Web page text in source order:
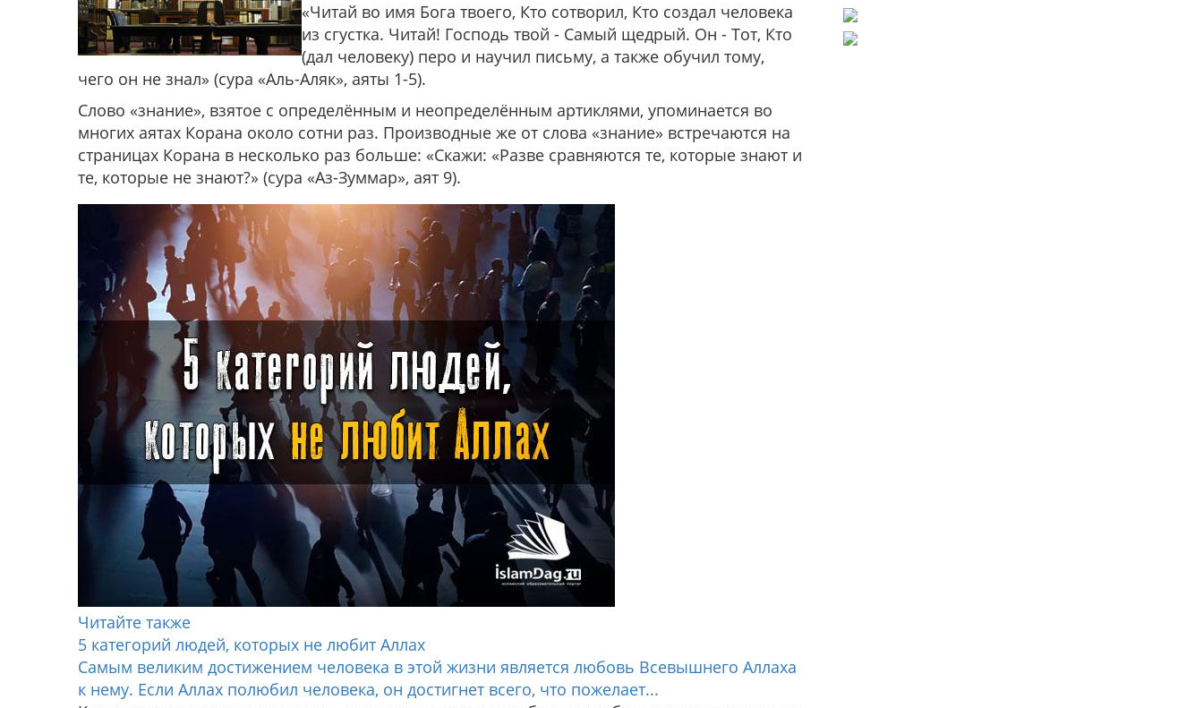
«Читай во имя Бога твоего, Кто сотворил, Кто создал человека
из сгустка. Читай! Господь твой - Самый щедрый. Он - Тот, Кто
(дал человеку) перо и научил письму, а также обучил тому,
чего он не знал» (сура «Аль-Аляк», аяты 1-5).
Слово «знание», взятое с определённым и неопределённым артиклями, упоминается во
многих аятах Корана около сотни раз. Производные же от слова «знание» встречаются на
страницах Корана в несколько раз больше: «Скажи: «Разве сравняются те, которые знают и
те, которые не знают?» (сура «Аз-Зуммар», аят 9).
Читайте также
5 категорий людей, которых не любит Аллах
Самым великим достижением человека в этой жизни является любовь Всевышнего Аллаха
к нему. Если Аллах полюбил человека, он достигнет всего, что пожелает...